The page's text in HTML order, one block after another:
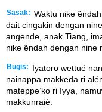
Sasak: Waktu nike
dait cingakin dengan
angende, anak Tiang,
nike ẽndah dengan nine
Bugis:
Iyatoro wettué
nainappa makkeda ri
mateppe’ko ri Iyya,
makkunraié.